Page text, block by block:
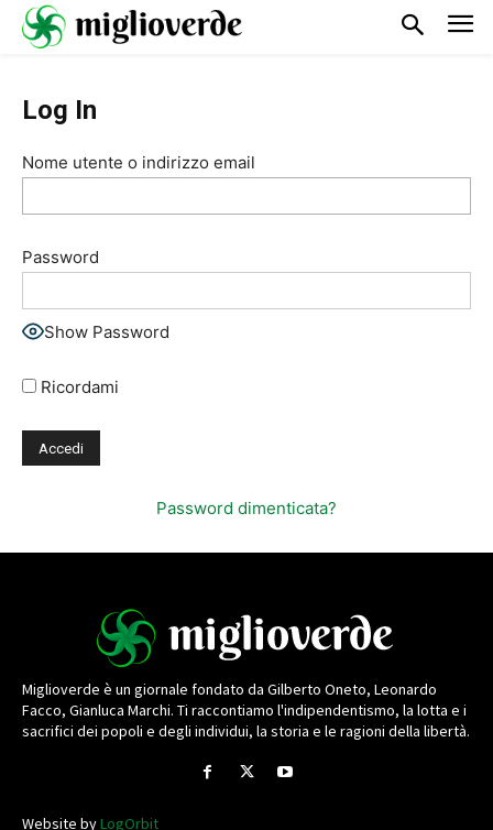
Log In
Nome utente o indirizzo email
Password
Show Password
Ricordami
Password dimenticata?
Miglioverde è un giornale fondato da Gilberto Oneto, Leonardo
Facco, Gianluca Marchi. Ti raccontiamo l'indipendentismo, la lotta e i
sacrifici dei popoli e degli individui, la storia e le ragioni della libertà.
Website byLogOrbit